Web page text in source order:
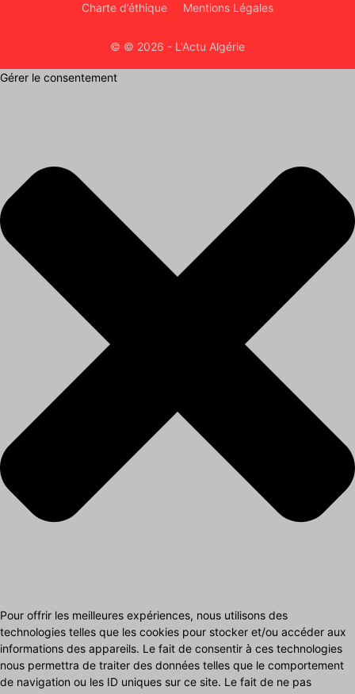
Charte d’éthique Mentions Légales
© © 2026 - L'Actu Algérie
Gérer le consentement
Pour offrir les meilleures expériences, nous utilisons des
technologies telles que les cookies pour stocker et/ou accéder aux
informations des appareils. Le fait de consentir à ces technologies
nous permettra de traiter des données telles que le comportement
de navigation ou les ID uniques sur ce site. Le fait de ne pas